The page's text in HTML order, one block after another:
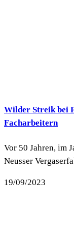
Wilder Streik bei
Facharbeitern
Vor 50 Jahren, im
Neusser
19/09/2023